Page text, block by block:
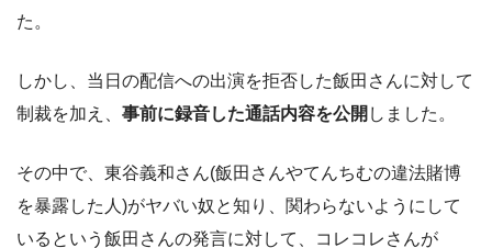
た。
しかし、当日の配信への出演を拒否した飯田さんに対して
制裁を加え、 事前に録音した通話内容を公開 しました。
その中で、東谷義和さん(飯田さんやてんちむの違法賭博
を暴露した人)がヤバい奴と知り、関わらないようにして
いるという飯田さんの発言に対して、コレコレさんが